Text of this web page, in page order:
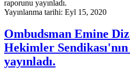
Yayınlanma tarihi: Eyl 15, 2020
Ombudsman Emine
Hekimler
yayınladı.